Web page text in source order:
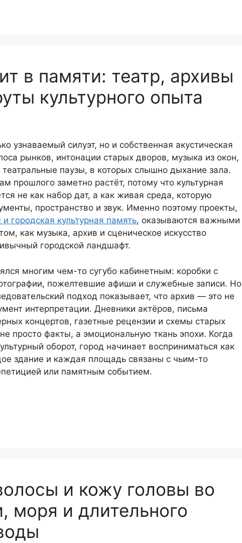
в памяти: театр, архивы
культурного опыта
узнаваемый силуэт, но и собственная акустическая
рынков, интонации старых дворов, музыка из окон,
паузы, в которых слышно дыхание зала.
прошлого заметно растёт, потому что культурная
не как набор дат, а как живая среда, которую
пространство и звук. Именно поэтому проекты,
городская культурная память, оказываются важными
как музыка, архив и сценическое искусство
городской ландшафт.
многим чем-то сугубо кабинетным: коробки с
пожелтевшие афиши и служебные записи. Но
подход показывает, что архив — это не
интерпретации. Дневники актёров, письма
концертов, газетные рецензии и схемы старых
просто факты, а эмоциональную ткань эпохи. Когда
оборот, город начинает восприниматься как
здание и каждая площадь связаны с чьим-то
или памятным событием.
и кожу головы во
моря и длительного